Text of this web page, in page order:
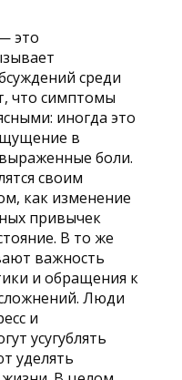
это
среди
что симптомы
иногда это
в
боли.
своим
как изменение
привычек
В то же
важность
и обращения к
Люди
и
усугублять
уделять